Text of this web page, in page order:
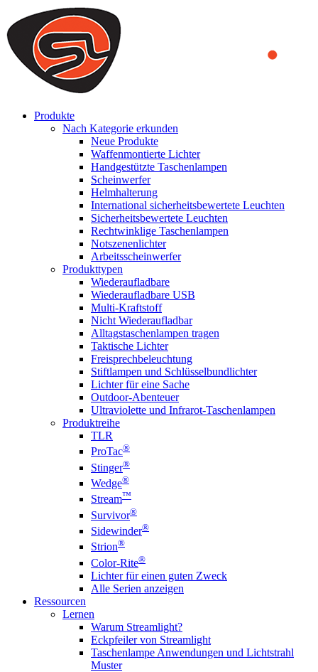
We use cookies to ensure that we provide you the best experience
on our website. By continuing to browse this website, you accept
that cookies are used to help us analyze how the website is used and
to offer you a better experience. To learn more or to find out how
you can disable cookies, you can access our
Produkte
Nach Kategorie erkunden
Neue Produkte
Waffenmontierte Lichter
Handgestützte Taschenlampen
Scheinwerfer
Helmhalterung
International sicherheitsbewertete Leuchten
Sicherheitsbewertete Leuchten
Rechtwinklige Taschenlampen
Notszenenlichter
Arbeitsscheinwerfer
Produkttypen
Wiederaufladbare
Wiederaufladbare USB
Multi-Kraftstoff
Nicht Wiederaufladbar
Alltagstaschenlampen tragen
Taktische Lichter
Freisprechbeleuchtung
Stiftlampen und Schlüsselbundlichter
Lichter für eine Sache
Outdoor-Abenteuer
Ultraviolette und Infrarot-Taschenlampen
Produktreihe
TLR
ProTac®
Stinger®
Wedge®
Stream™
Survivor®
Sidewinder®
Strion®
Color-Rite®
Lichter für einen guten Zweck
Alle Serien anzeigen
Ressourcen
Lernen
Warum Streamlight?
Eckpfeiler von Streamlight
Taschenlampe Anwendungen und Lichtstrahl
Muster